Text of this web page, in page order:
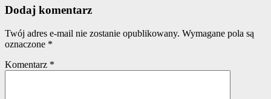
Dodaj komentarz
Twój adres e-mail nie zostanie opublikowany. Wymagane pola są
oznaczone *
Komentarz *